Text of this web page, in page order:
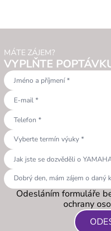
MÁTE ZÁJEM?
VYPLŇTE
Vyberte termín výuky *
Odesláním formuláře
ochrany